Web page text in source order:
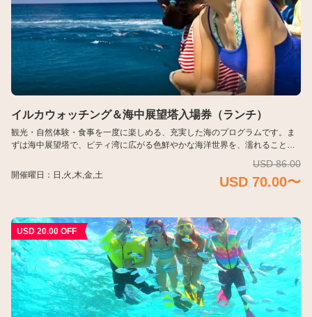
日本語
简体中文
イルカウォッチング＆海中展望塔入場券（ランチ）
観光・自然体験・食事を一度に楽しめる、充実した海のプログラムです。ま
ずは海中展望塔で、ピティ湾に広がる色鮮やかな海洋世界を、濡れることな
発。野生のイルカたちの姿を観察したあとは、ビュッフェランチでひと休
開催曜日：日,火,木,金,土
USD 86.00
USD 70.00〜
USD 20.00 OFF